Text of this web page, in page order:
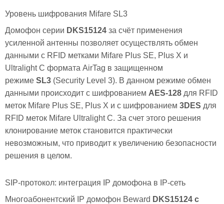
Уровень шифрования Mifare SL3
Домофон серии DKS15124 за счёт применения
усиленной антенны позволяет осуществлять обмен
данными с RFID метками Mifare Plus SE, Plus X и
Ultralight C формата AirTag в защищенном
режиме SL3 (Security Level 3). В данном режиме обмен
данными происходит с шифрованием AES-128 для RFID
меток Mifare Plus SE, Plus X и с шифрованием 3DES для
RFID меток Mifare Ultralight C. За счет этого решения
клонирование меток становится практически
невозможным, что приводит к увеличению безопасности
решения в целом.
SIP-протокол: интеграция IP домофона в IP-сеть
Многоабонентский IP домофон Beward DKS15124 с